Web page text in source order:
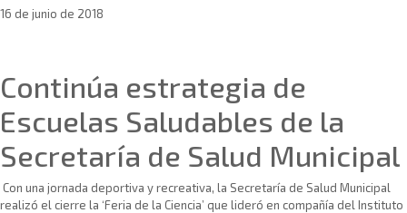
16 de junio de 2018
Continúa estrategia de
Escuelas Saludables de la
Secretaría de Salud Municipal
Con una jornada deportiva y recreativa, la Secretaría de Salud Municipal
realizó el cierre la ‘Feria de la Ciencia’ que lideró en compañía del Instituto